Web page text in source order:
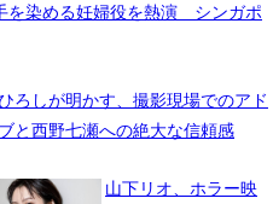
を染める妊婦役を熱演 シンガポ
ろしが明かす、撮影現場でのアド
と西野七瀬への絶大な信頼感
山下リオ、ホラー映